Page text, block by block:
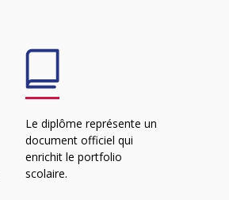
Le diplôme représente un
document officiel qui
enrichit le portfolio
scolaire.